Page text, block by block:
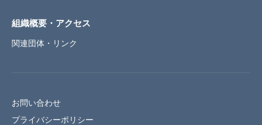
組織概要・アクセス
関連団体・リンク
お問い合わせ
プライバシーポリシー